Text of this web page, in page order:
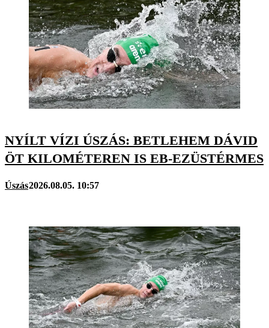
NYÍLT VÍZI ÚSZÁS: BETLEHEM DÁVID
ÖT KILOMÉTEREN IS EB-EZÜSTÉRMES
Úszás2026.08.05. 10:57